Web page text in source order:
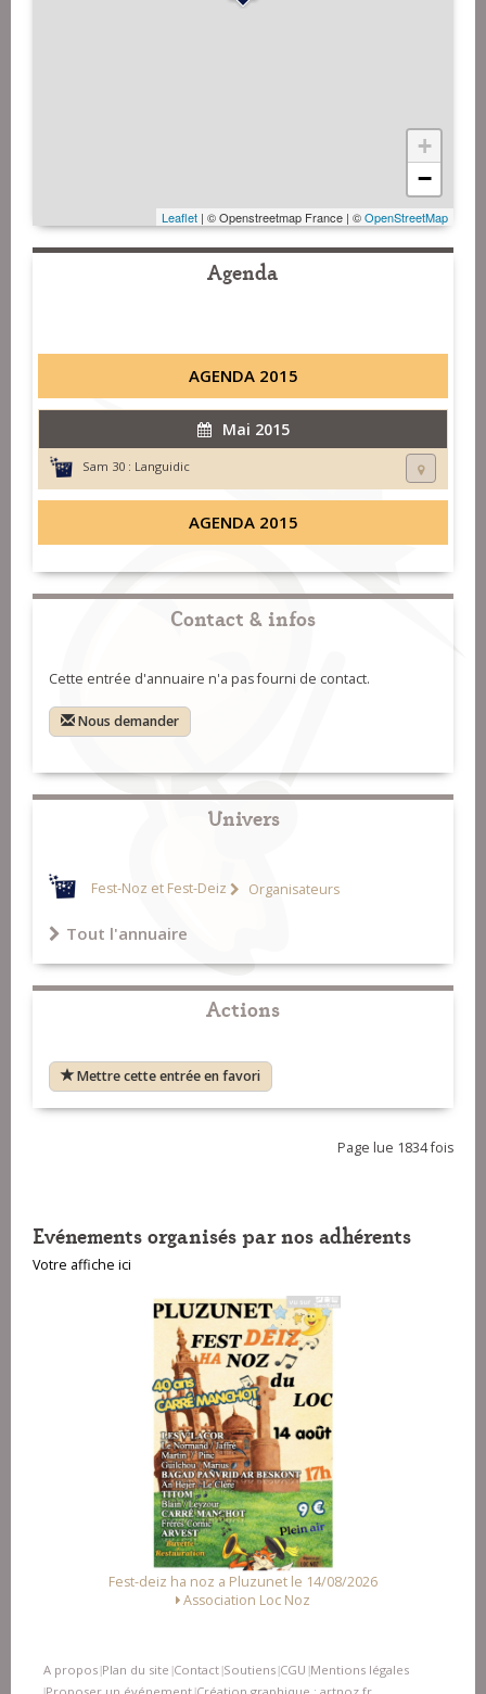
+
−
Leaflet | © Openstreetmap France | ©OpenStreetMap
Agenda
AGENDA 2015
Mai 2015
Sam 30 : Languidic
AGENDA 2015
Contact & infos
Cette entrée d'annuaire n'a pas fourni de contact.
Nous demander
Univers
Fest-Noz et Fest-Deiz Organisateurs
Tout l'annuaire
Actions
Mettre cette entrée en favori
Page lue 1834 fois
Evénements organisés par nos adhérents
Votre affiche ici
Fest-deiz ha noz a Pluzunet le 14/08/2026
Association Loc Noz
A propos |Plan du site |Contact |Soutiens |CGU |Mentions légales